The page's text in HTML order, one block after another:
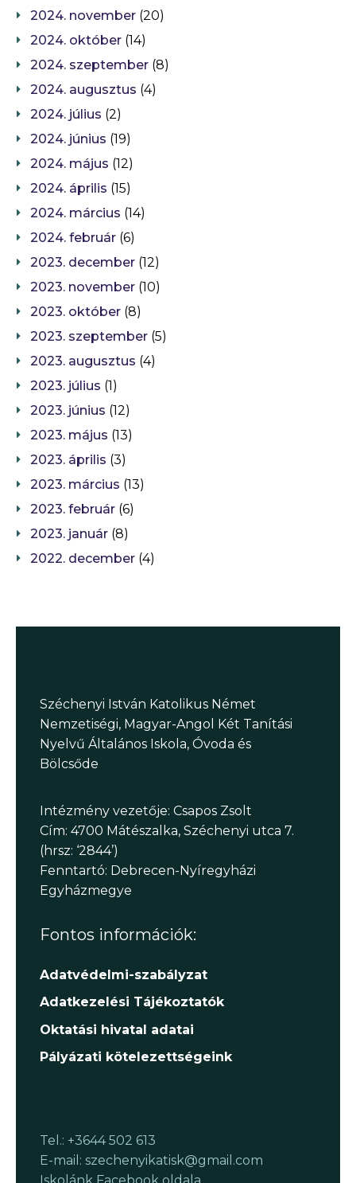
2024. november (20)
2024. október (14)
2024. szeptember (8)
2024. augusztus (4)
2024. július (2)
2024. június (19)
2024. május (12)
2024. április (15)
2024. március (14)
2024. február (6)
2023. december (12)
2023. november (10)
2023. október (8)
2023. szeptember (5)
2023. augusztus (4)
2023. július (1)
2023. június (12)
2023. május (13)
2023. április (3)
2023. március (13)
2023. február (6)
2023. január (8)
2022. december (4)
Széchenyi István Katolikus Német
Nemzetiségi, Magyar-Angol Két Tanítási
Nyelvű Általános Iskola, Óvoda és
Bölcsőde
Intézmény vezetője: Csapos Zsolt
Cím: 4700 Mátészalka, Széchenyi utca 7.
(hrsz: ‘2844’)
Fenntartó: Debrecen-Nyíregyházi
Egyházmegye
Fontos információk:
Adatvédelmi-szabályzat
Adatkezelési Tájékoztatók
Oktatási hivatal adatai
Pályázati kötelezettségeink
Tel.: +3644 502 613
E-mail: szechenyikatisk@gmail.com